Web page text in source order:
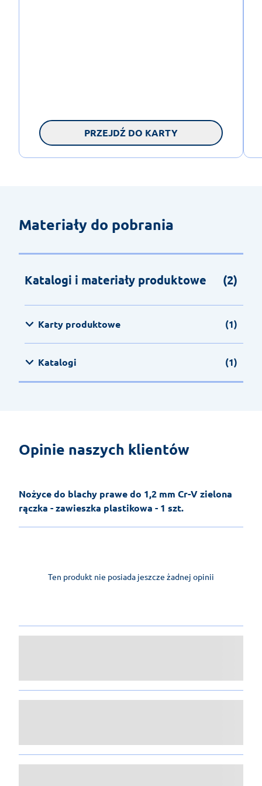
PRZEJDŹ DO KARTY
Materiały do pobrania
Katalogi i materiały produktowe (2)
Karty produktowe (1)
Katalogi (1)
Opinie naszych klientów
Nożyce do blachy prawe do 1,2 mm Cr-V zielona
rączka - zawieszka plastikowa - 1 szt.
Ten produkt nie posiada jeszcze żadnej opinii